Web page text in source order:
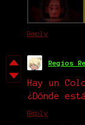
Reply
Regios
Hay un
¿Dónde
Reply